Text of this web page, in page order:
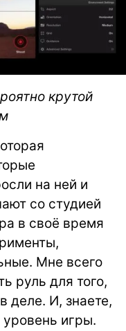
крутой
на ней и
со студией
в своё время
Мне всего
руль для того,
деле. И, знаете,
игры.